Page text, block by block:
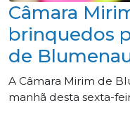
Câmara
brinquedos
de
A Câmara Mirim de
manhã desta sexta-